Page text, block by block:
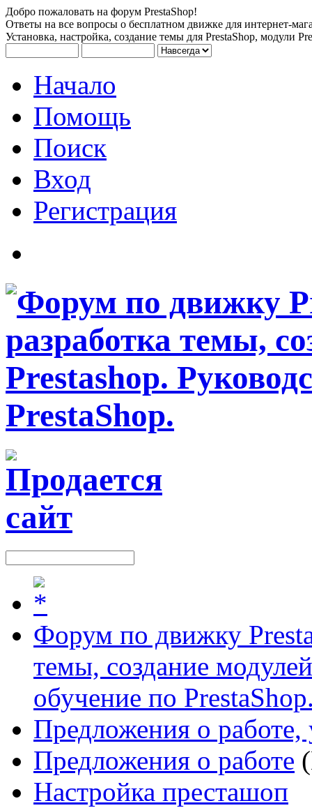
Добро пожаловать на форум PrestaShop!
Ответы на все вопросы о бесплатном движке для интернет-
Установка, настройка, создание темы для PrestaShop, модули
Начало
Помощь
Поиск
Вход
Регистрация
Форум по движку
темы, создание
обучение по
Предложения о
Предложения о работе
Настройка престашоп